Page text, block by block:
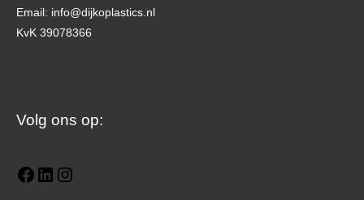
Email: info@dijkoplastics.nl
KvK 39078366
Volg ons op:
Facebook
LinkedIn
Instagram